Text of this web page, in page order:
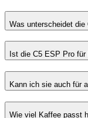
Was unterscheidet
Ist die C5 ESP Pro
Kann ich sie auch für
Wie viel Kaffee passt